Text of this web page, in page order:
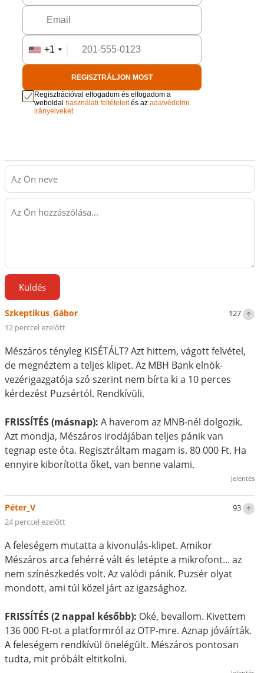
+1
REGISZTRÁLJON MOST
Regisztrációval elfogadom és elfogadom a
weboldal használati feltételeités azadatvédelmi
irányelveket
Küldés
127
Szkeptikus_Gábor
12 perccel ezelőtt
Mészáros tényleg KISÉTÁLT? Azt hittem, vágott felvétel,
de megnéztem a teljes klipet. Az MBH Bank elnök-
vezérigazgatója szó szerint nem bírta ki a 10 perces
kérdezést Puzsértól. Rendkívüli.
FRISSÍTÉS (másnap): A haverom az MNB-nél dolgozik.
Azt mondja, Mészáros irodájában teljes pánik van
tegnap este óta. Regisztráltam magam is. 80 000 Ft. Ha
ennyire kiborította őket, van benne valami.
Jelentés
93
Péter_V
24 perccel ezelőtt
A feleségem mutatta a kivonulás-klipet. Amikor
Mészáros arca fehérré vált és letépte a mikrofont... az
nem színészkedés volt. Az valódi pánik. Puzsér olyat
mondott, ami túl közel járt az igazsághoz.
FRISSÍTÉS (2 nappal később): Oké, bevallom. Kivettem
136 000 Ft-ot a platformról az OTP-mre. Aznap jóváírták.
A feleségem rendkívül önelégült. Mészáros pontosan
tudta, mit próbált eltitkolni.